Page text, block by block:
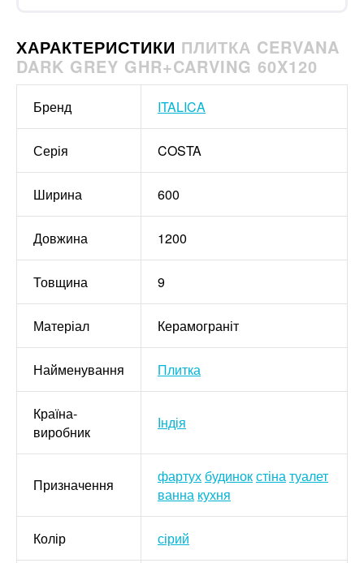
ХАРАКТЕРИСТИКИ ПЛИТКА CERVANA
DARK GREY GHR+CARVING 60X120
Бренд ITALICA
Серія COSTA
Ширина 600
Довжина 1200
Товщина 9
Матеріал Керамограніт
Найменування Плитка
Країна-
виробник
Індія
Призначення фартух будинокстінатуалет
ванна кухня
Колір сірий